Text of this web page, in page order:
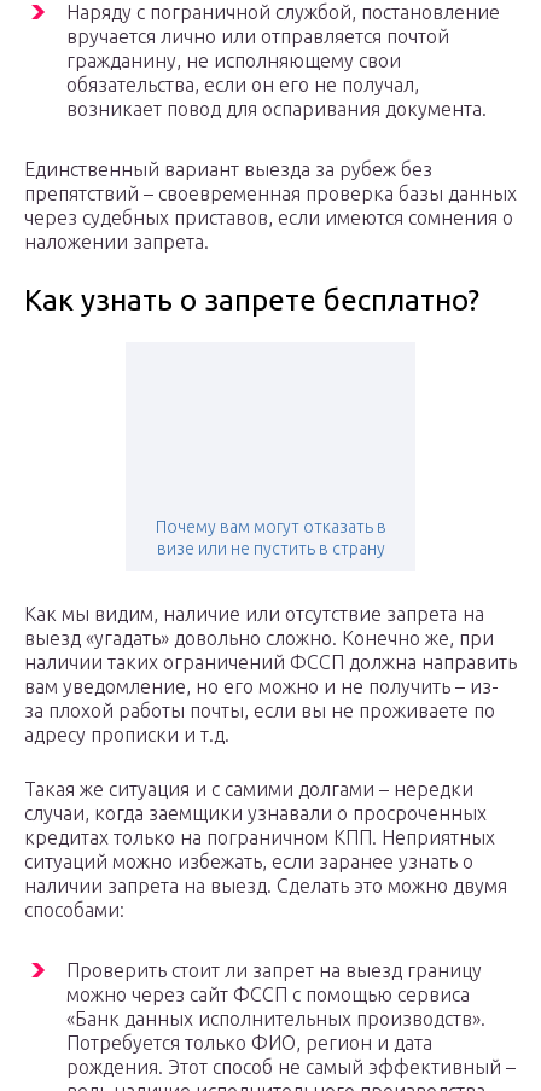
Наряду с пограничной службой, постановление
вручается лично или отправляется почтой
гражданину, не исполняющему свои
обязательства, если он его не получал,
возникает повод для оспаривания документа.
Единственный вариант выезда за рубеж без
препятствий – своевременная проверка базы данных
через судебных приставов, если имеются сомнения о
наложении запрета.
Как узнать о запрете бесплатно?
Почему вам могут отказать в
визе или не пустить в страну
Как мы видим, наличие или отсутствие запрета на
выезд «угадать» довольно сложно. Конечно же, при
наличии таких ограничений ФССП должна направить
вам уведомление, но его можно и не получить – из-
за плохой работы почты, если вы не проживаете по
адресу прописки и т.д.
Такая же ситуация и с самими долгами – нередки
случаи, когда заемщики узнавали о просроченных
кредитах только на пограничном КПП. Неприятных
ситуаций можно избежать, если заранее узнать о
наличии запрета на выезд. Сделать это можно двумя
способами:
Проверить стоит ли запрет на выезд границу
можно через сайт ФССП с помощью сервиса
«Банк данных исполнительных производств».
Потребуется только ФИО, регион и дата
рождения. Этот способ не самый эффективный –